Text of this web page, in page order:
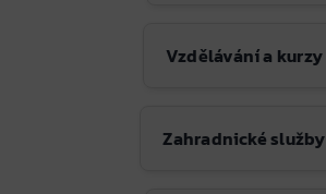
Vzdělávání a kurzy
Zahradnické služby